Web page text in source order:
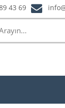
43 69